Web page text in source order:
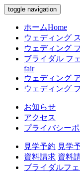
toggle navigation
ホームHome
ウェディング
ウェディング
ブライダル フ
fair
ウェディング
ウェディング
お知らせ
アクセス
プライバシー
見学予約 見学
資料請求 資料
ブライダルフ